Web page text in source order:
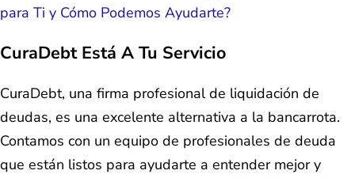
para Ti y Cómo Podemos Ayudarte?
CuraDebt Está A Tu Servicio
CuraDebt, una firma profesional de liquidación de
deudas, es una excelente alternativa a la bancarrota.
Contamos con un equipo de profesionales de deuda
que están listos para ayudarte a entender mejor y